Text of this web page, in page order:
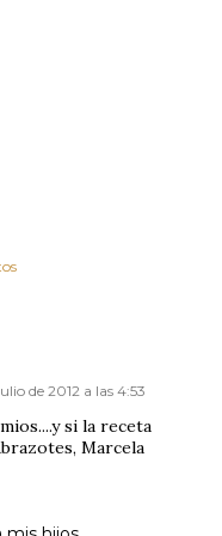
de 2012 a las 4:53
si la receta
Marcela